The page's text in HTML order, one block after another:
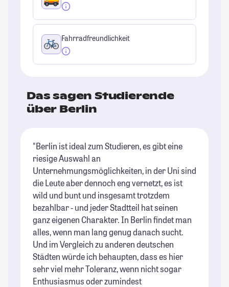
Fahrradfreundlichkeit
Das sagen Studierende
über Berlin
"Berlin ist ideal zum Studieren, es gibt eine
riesige Auswahl an
Unternehmungsmöglichkeiten, in der Uni sind
die Leute aber dennoch eng vernetzt, es ist
wild und bunt und insgesamt trotzdem
bezahlbar - und jeder Stadtteil hat seinen
ganz eigenen Charakter. In Berlin findet man
alles, wenn man lang genug danach sucht.
Und im Vergleich zu anderen deutschen
Städten würde ich behaupten, dass es hier
sehr viel mehr Toleranz, wenn nicht sogar
Enthusiasmus oder zumindest